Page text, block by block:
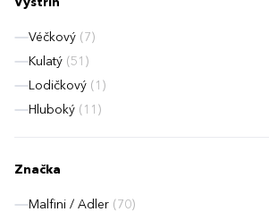
Výstřih
Véčkový (7)
Kulatý (51)
Lodičkový (1)
Hluboký (11)
Značka
Malfini / Adler (70)